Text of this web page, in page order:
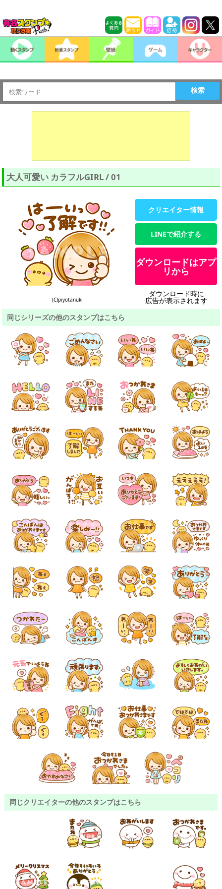
検索
大人可愛い カラフルGIRL / 01
(C)piyotanuki
クリエイター情報
LINEで紹介する
ダウンロードはアプ
リから
ダウンロード時に
広告が表示されます
同じシリーズの他のスタンプはこちら
同じクリエイターの他のスタンプはこちら